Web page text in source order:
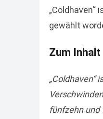
„Coldhaven“
gewählt
Zum Inhalt
„Coldhaven“
fünfzehn und